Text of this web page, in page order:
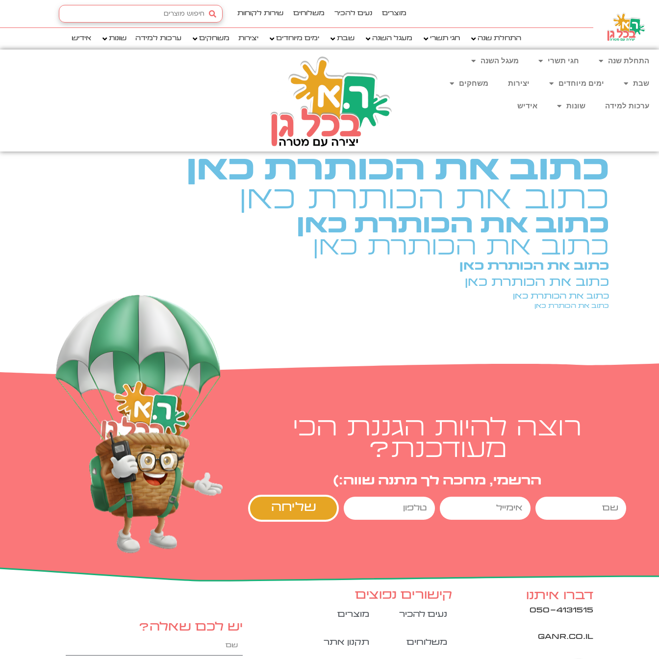
מוצרים נעים להכיר משלוחים שירות לקוחות
Search
...
התחלת שנה חגי תשרי מעגל השנה שבת ימים מיוחדים יצירות משחקים ערכות למידה שונות אידיש
התחלת שנה חגי תשרי מעגל השנה
שבת ימים מיוחדים יצירות משחקים
ערכות למידה שונות אידיש
כתוב את הכותרת כאן
כתוב את הכותרת כאן
כתוב את הכותרת כאן
כתוב את הכותרת כאן
כתוב את הכותרת כאן
כתוב את הכותרת כאן
כתוב את הכותרת כאן
כתוב את הכותרת כאן
רוצה להיות הגננת הכי
מעודכנת?
הרשמי, מחכה לך מתנה שווה:)
שליחה
דברו איתנו
050-4131515
ganr.co.il
קישורים נפוצים
נעים להכיר
משלוחים
מוצרים
תקנון אתר
יש לכם שאלה?